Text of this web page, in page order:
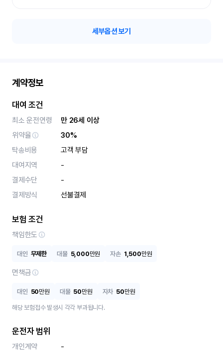
세부옵션 보기
계약정보
대여 조건
최소 운전연령
만 26세 이상
위약율
30%
탁송비용
고객 부담
대여지역
-
결제수단
-
결제방식
선불결제
보험 조건
책임한도
대인 무제한 대물 5,000만원 자손 1,500만원
면책금
대인 50만원 대물 50만원 자차 50만원
해당 보험접수 발생시 각각 부과됩니다.
운전자 범위
개인계약
-